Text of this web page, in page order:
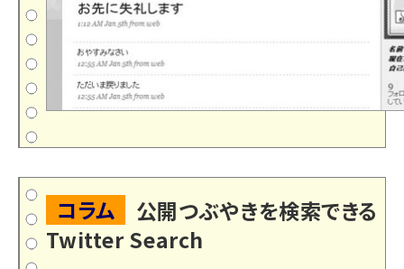
コラム
公開つぶやきを検索できる
Twitter Search